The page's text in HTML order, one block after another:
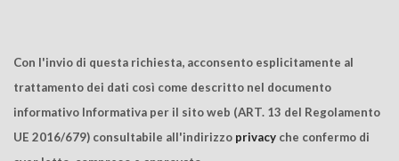
Con l'invio di questa richiesta, acconsento esplicitamente al
trattamento dei dati così come descritto nel documento
informativo Informativa per il sito web (ART. 13 del Regolamento
UE 2016/679) consultabile all'indirizzo privacy che confermo di